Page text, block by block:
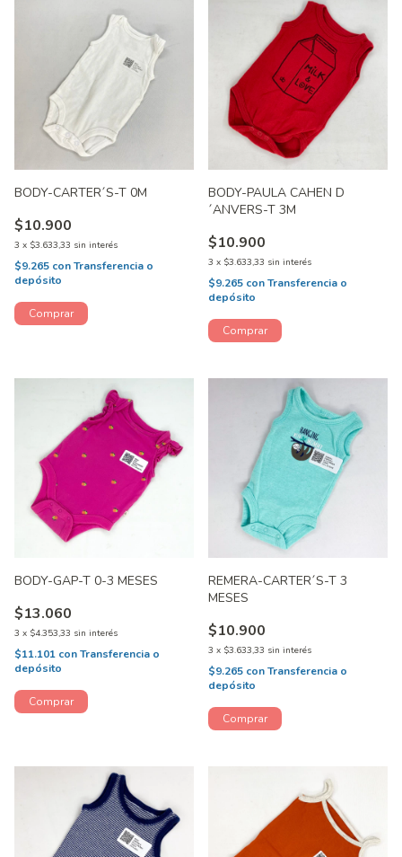
BODY-CARTER´S-T 0M
$10.900
3 x $3.633,33 sin interés
$9.265 conTransferencia o
depósito
BODY-PAULA CAHEN D
´ANVERS-T 3M
$10.900
3 x $3.633,33 sin interés
$9.265 conTransferencia o
depósito
BODY-GAP-T 0-3 MESES
$13.060
3 x $4.353,33 sin interés
$11.101 conTransferencia o
depósito
REMERA-CARTER´S-T 3
MESES
$10.900
3 x $3.633,33 sin interés
$9.265 conTransferencia o
depósito